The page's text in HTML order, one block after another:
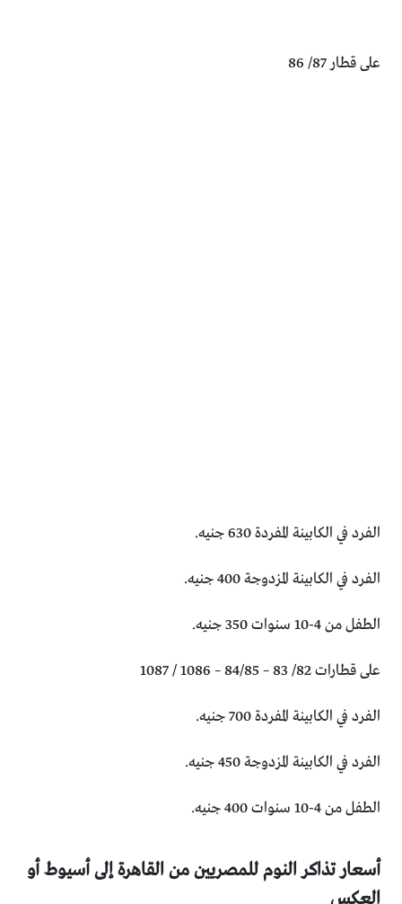
على قطار 87/ 86
الفرد في الكابينة المفردة 630 جنيه.
الفرد في الكابينة المزدوجة 400 جنيه.
الطفل من 4-10 سنوات 350 جنيه.
على قطارات 82/ 83 – 84/85 – 1086 / 1087
الفرد في الكابينة المفردة 700 جنيه.
الفرد في الكابينة المزدوجة 450 جنيه.
الطفل من 4-10 سنوات 400 جنيه.
أسعار تذاكر النوم للمصريين من القاهرة إلى أسيوط أو